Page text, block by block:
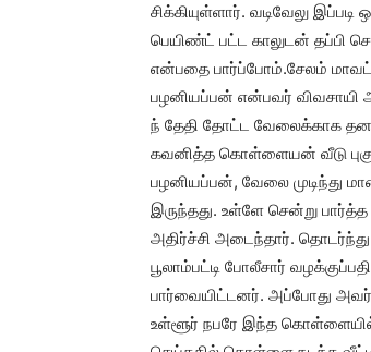
சிக்கியுள்ளார். வடிவேலு
பெயிண்ட் பட்ட காலுடன் தப்பி
என்பதை பார்ப்போம்.சேலம்
பழனியப்பன் என்பவர்
ந் தேதி தோட்ட வேலைக்காக
கவனித்த கொள்ளையன் வீடு
பழனியப்பன், வேலை முடிந்து
இருந்தது. உள்ளே சென்று
அதிர்ச்சி அடைந்தார். தொடர்ந்து
பூலாம்பட்டி போலீசார்
பார்வையிட்டனர். அப்போது
உள்ளூர் நபரே இந்த கொள்ளையில்